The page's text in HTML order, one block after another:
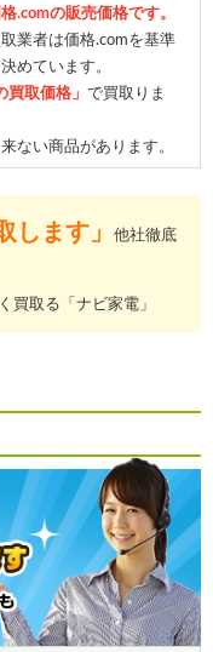
.comの販売価格です。
業者は価格.comを基準
めています。
買取価格」 で買取りま
ない商品があります。
します」
他社徹底
買取る「ナビ家電」